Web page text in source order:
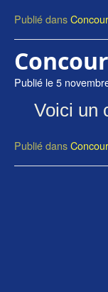
Publié dans
Publié le5
Voici un
Publié dans